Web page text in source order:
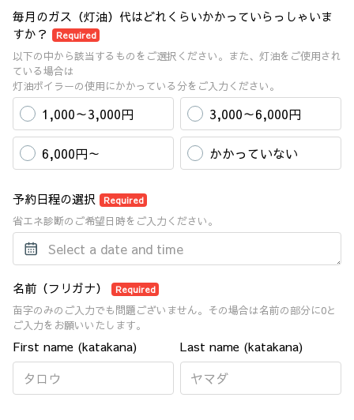
毎月のガス（灯油）代はどれくらいかかっていらっしゃいま
すか？
Required
以下の中から該当するものをご選択ください。また、灯油をご使用され
ている場合は
灯油ボイラーの使用にかかっている分をご入力ください。
1,000～3,000円 3,000～6,000円
6,000円～ かかっていない
予約日程の選択 Required
省エネ診断のご希望日時をご入力ください。
名前（フリガナ） Required
苗字のみのご入力でも問題ございません。その場合は名前の部分に0と
ご入力をお願いいたします。
Last name (katakana)
First name (katakana)